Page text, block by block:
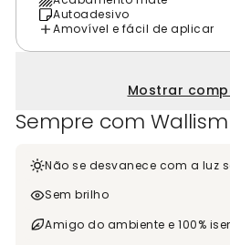
Autoadesivo
Amovível e fácil de aplicar
Mostrar
Sempre com Wallism
Não se desvanece com a luz
Sem brilho
Amigo do ambiente e 100%